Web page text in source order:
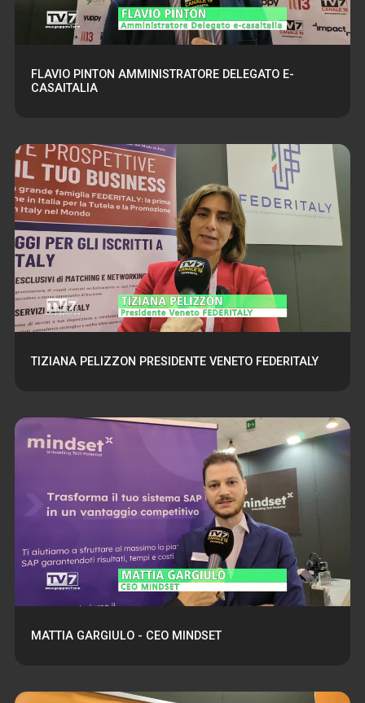
FLAVIO PINTON AMMINISTRATORE DELEGATO E-
CASAITALIA
TIZIANA PELIZZON PRESIDENTE VENETO FEDERITALY
MATTIA GARGIULO - CEO MINDSET